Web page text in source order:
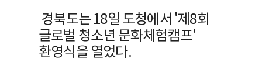
경북도는 18일 도청에서 '제8회
글로벌 청소년 문화체험캠프'
환영식을 열었다.